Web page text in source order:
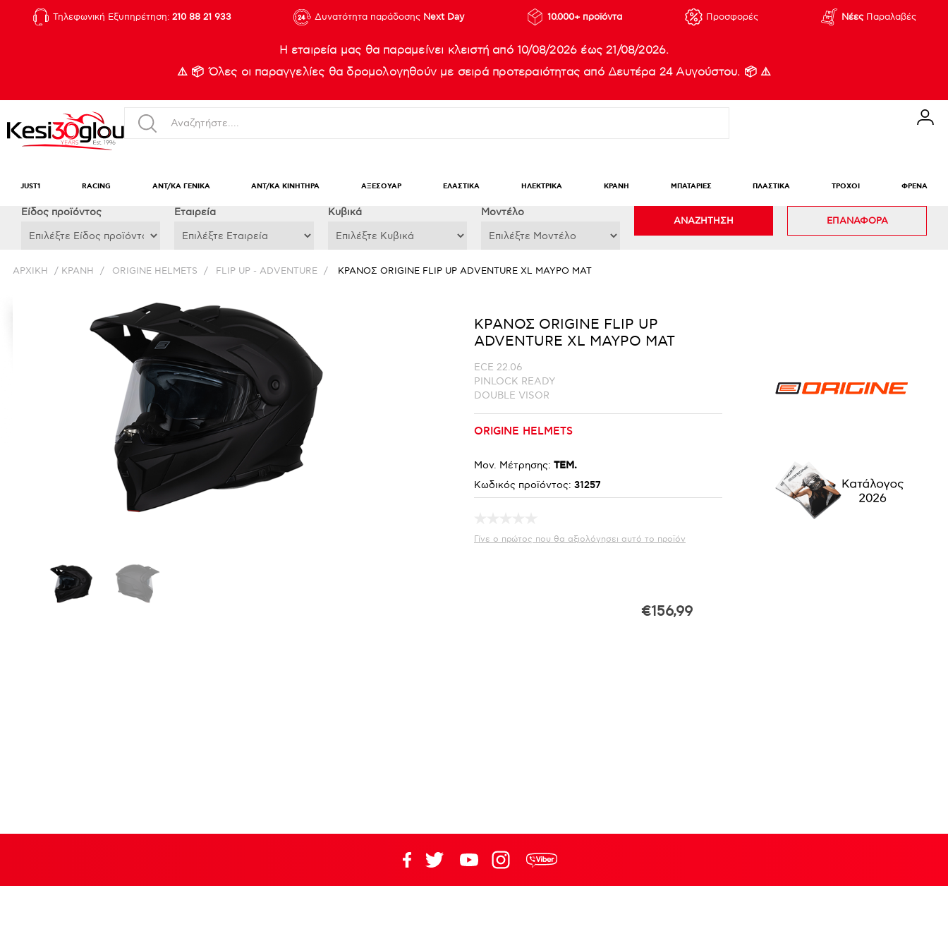
Τηλεφωνική Εξυπηρέτηση: 210 88 21 933 Δυνατότητα παράδοσης Next Day 10.000+ προϊόντα Προσφορές ΝέεςΠαραλαβές
Η εταιρεία μας θα παραμείνει κλειστή από 10/08/2026 έως 21/08/2026.
⚠️ 📦 Όλες οι παραγγελίες θα δρομολογηθούν με σειρά προτεραιότητας από Δευτέρα 24 Αυγούστου. 📦 ⚠️
JUST1 RACING ΑΝΤ/ΚΑ ΓΕΝΙΚΑ ΑΝΤ/ΚΑ ΚΙΝΗΤΗΡΑ ΑΞΕΣΟΥΑΡ ΕΛΑΣΤΙΚΑ ΗΛΕΚΤΡΙΚΑ ΚΡΑΝΗ ΜΠΑΤΑΡΙΕΣ ΠΛΑΣΤΙΚΑ ΤΡΟΧΟΙ ΦΡΕΝΑ
Eίδος προϊόντος Εταιρεία Κυβικά Μοντέλο
ΑΝΑΖΗΤΗΣΗ ΕΠΑΝΑΦΟΡΑ
ΑΡΧΙΚΉ / ΚΡΑΝΗ / ORIGINE HELMETS / FLIP UP - ADVENTURE / ΚΡΑΝΟΣ ORIGINE FLIP UP ADVENTURE XL ΜΑΥΡΟ ΜΑΤ
ΚΡΑΝΟΣ ORIGINE FLIP UP
ADVENTURE XL ΜΑΥΡΟ ΜΑΤ
ECE 22.06
PINLOCK READY
DOUBLE VISOR
ORIGINE HELMETS
Μον. Μέτρησης: ΤΕΜ.
Κωδικός προϊόντος: 31257
Γίνε ο πρώτος που θα αξιολόγησει αυτό το προϊόν
€156,99